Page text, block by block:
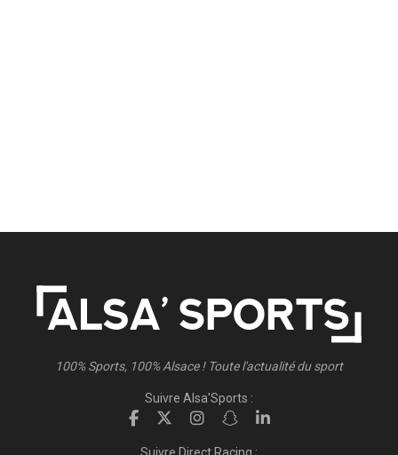
100% Sports, 100% Alsace ! Toute l'actualité du sport
Suivre Alsa'Sports :